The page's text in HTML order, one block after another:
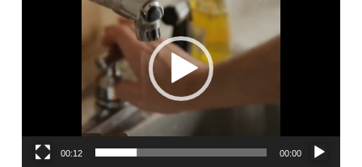
00:00
00:12